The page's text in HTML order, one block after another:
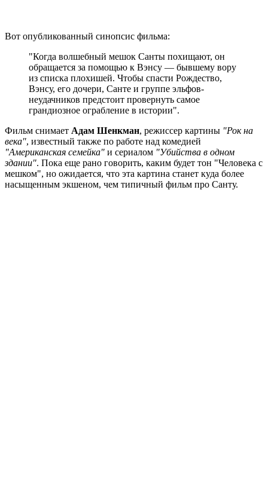
Вот опубликованный синопсис фильма:
"Когда волшебный мешок Санты похищают, он
обращается за помощью к Вэнсу — бывшему вору
из списка плохишей. Чтобы спасти Рождество,
Вэнсу, его дочери, Санте и группе эльфов-
неудачников предстоит провернуть самое
грандиозное ограбление в истории".
Фильм снимает Адам Шенкман, режиссер картины "Рок на
века", известный также по работе над комедией
"Американская семейка" и сериалом "Убийства в одном
здании". Пока еще рано говорить, каким будет тон "Человека с
мешком", но ожидается, что эта картина станет куда более
насыщенным экшеном, чем типичный фильм про Санту.